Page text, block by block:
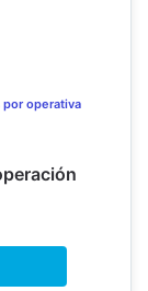
operativa